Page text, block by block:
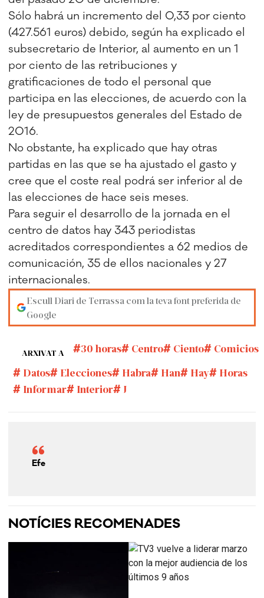
Sólo habrá un incremento del 0,33 por ciento
(427.561 euros) debido, según ha explicado el
subsecretario de Interior, al aumento en un 1
por ciento de las retribuciones y
gratificaciones de todo el personal que
participa en las elecciones, de acuerdo con la
ley de presupuestos generales del Estado de
2016.
No obstante, ha explicado que hay otras
partidas en las que se ha ajustado el gasto y
cree que el coste real podrá ser inferior al de
las elecciones de hace seis meses.
Para seguir el desarrollo de la jornada en el
centro de datos hay 343 periodistas
acreditados correspondientes a 62 medios de
comunicación, 35 de ellos nacionales y 27
internacionales.
Escull Diari de Terrassa com la teva font preferida de
Google
ARXIVAT A 30 horas Centro Ciento
Comicios
Datos
Elecciones Habra Han Hay
Horas
Informar
Interior J
Efe
NOTÍCIES RECOMENADES